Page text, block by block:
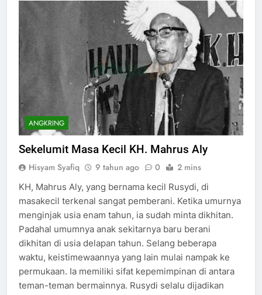
ANGKRING
Sekelumit Masa Kecil KH. Mahrus Aly
Hisyam Syafiq 9 tahun ago 0 2 mins
KH, Mahrus Aly, yang bernama kecil Rusydi, di
masakecil terkenal sangat pemberani. Ketika umurnya
menginjak usia enam tahun, ia sudah minta dikhitan.
Padahal umumnya anak sekitarnya baru berani
dikhitan di usia delapan tahun. Selang beberapa
waktu, keistimewaannya yang lain mulai nampak ke
permukaan. Ia memiliki sifat kepemimpinan di antara
teman-teman bermainnya. Rusydi selalu dijadikan